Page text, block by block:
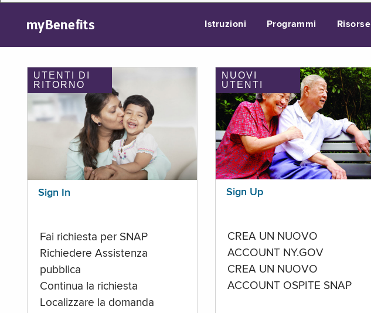
myBenefits Istruzioni Programmi Risorse
UTENTI DI
RITORNO
Sign In
Fai richiesta per SNAP
Richiedere Assistenza
pubblica
Continua la richiesta
Localizzare la domanda
NUOVI
UTENTI
Sign Up
CREA UN NUOVO
ACCOUNT NY.GOV
CREA UN NUOVO
ACCOUNT OSPITE SNAP